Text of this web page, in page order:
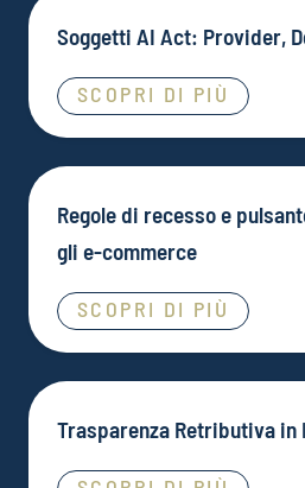
Soggetti AI Act: Provider,
SCOPRI DI PIÙ
Regole di recesso e
gli e-commerce
SCOPRI DI PIÙ
Trasparenza Retributiva in